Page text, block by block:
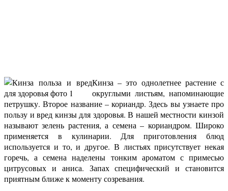
Кинза – это однолетнее растение с
округлыми листьям, напоминающие
петрушку. Второе название – кориандр. Здесь вы узнаете про
пользу и вред кинзы для здоровья. В нашей местности кинзой
называют зелень растения, а семена – кориандром. Широко
применяется в кулинарии. Для приготовления блюд
используется и то, и другое. В листьях присутствует некая
горечь, а семена наделены тонким ароматом с примесью
цитрусовых и аниса. Запах специфический и становится
приятным ближе к моменту созревания.